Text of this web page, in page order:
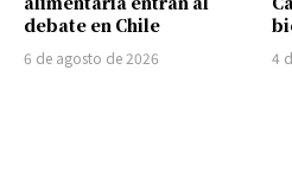
debate en Chile
6 de agosto de 2026 4